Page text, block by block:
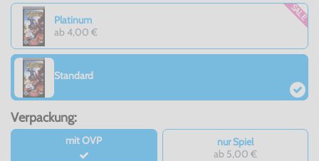
Platinum
ab 4,00 €
SALE
Standard
Verpackung:
mit OVP
nur Spiel
ab 5,00 €